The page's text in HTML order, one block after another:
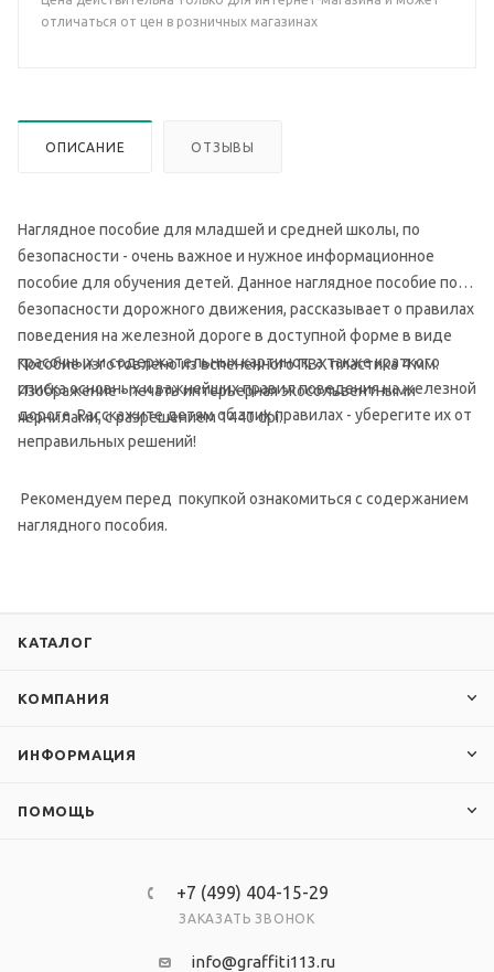
отличаться от цен в розничных магазинах
ОПИСАНИЕ ОТЗЫВЫ
Наглядное пособие для младшей и средней школы, по
безопасности - очень важное и нужное информационное
пособие для обучения детей. Данное наглядное пособие по
безопасности дорожного движения, рассказывает о правилах
поведения на железной дороге в доступной форме в виде
красочных и содержательных картинок, а также краткого
списка основных и важнейших правил поведения на железной
дороге. Расскажите детям об этих правилах - уберегите их от
неправильных решений!
Пособие изготовлено из вспененного ПВХ пластика 4 мм.
Изображение - печать интерьерная экосольвентными
чернилами, с разрешением 1440 dpi.
Рекомендуем перед покупкой ознакомиться с содержанием
наглядного пособия.
КАТАЛОГ
КОМПАНИЯ
ИНФОРМАЦИЯ
ПОМОЩЬ
+7 (499) 404-15-29
ЗАКАЗАТЬ ЗВОНОК
info@graffiti113.ru